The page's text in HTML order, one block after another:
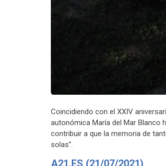
Coincidiendo con el XXIV
autonómica María del Mar Blanco
contribuir a que la memoria de
solas”.
A21.ES (21/07/2021)